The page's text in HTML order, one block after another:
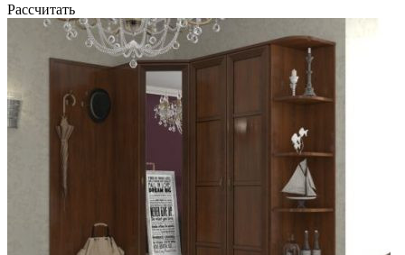
Рассчитать